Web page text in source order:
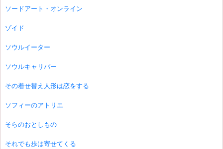
ソードアート・オンライン
ゾイド
ソウルイーター
ソウルキャリバー
その着せ替え人形は恋をする
ソフィーのアトリエ
そらのおとしもの
それでも歩は寄せてくる